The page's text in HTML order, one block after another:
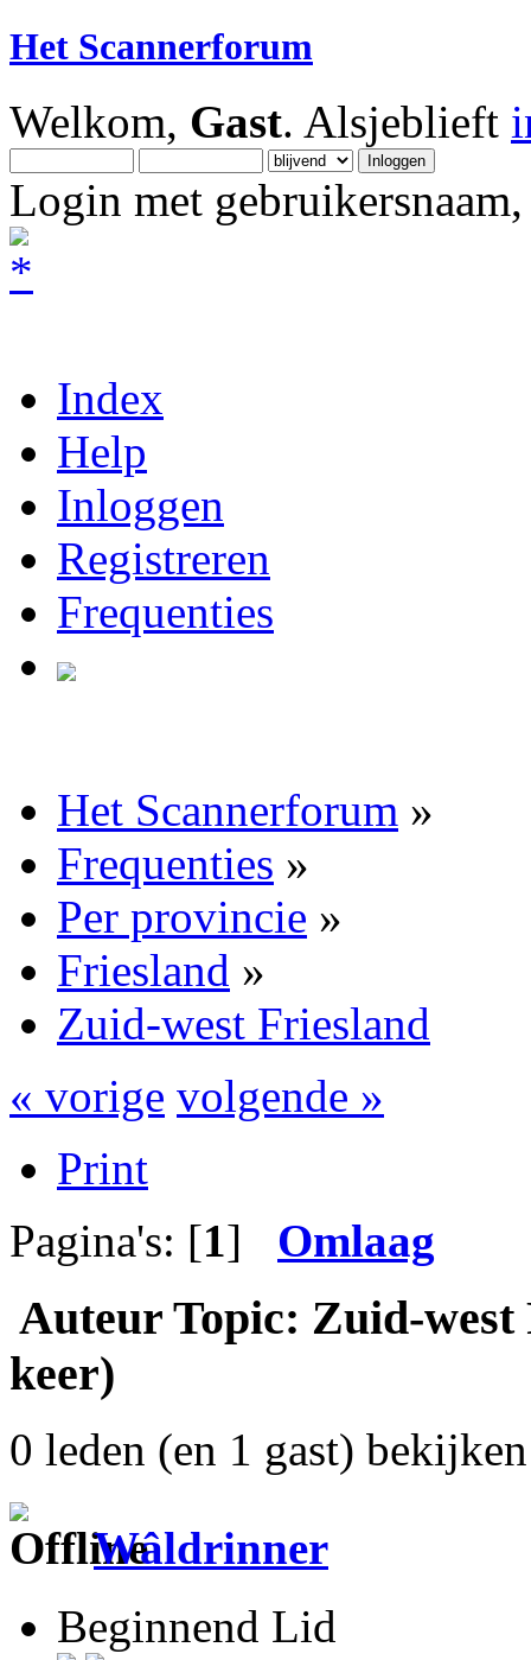
Het Scannerforum
Welkom, Gast. Alsjeblieft
Login met
Index
Help
Inloggen
Registreren
Frequenties
Het Scannerforum »
Frequenties »
Per provincie »
Friesland »
Zuid-west Friesland
« vorige volgende »
Print
Pagina's: [1] Omlaag
Auteur Topic: Zuid-west
keer)
0 leden (en 1 gast)
Wâldrinner
Beginnend Lid